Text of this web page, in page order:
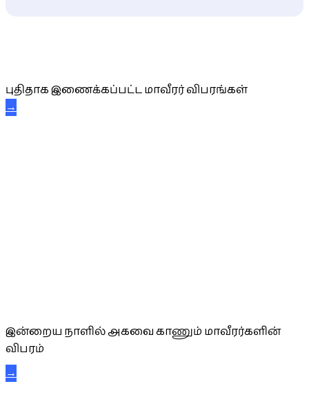
புதிதாக இணைக்கப்பட்ட மாவீரர் விபரங்கள்
→
இன்றைய நாளில் அகவை காணும் மாவீரர்களின்
விபரம்
→